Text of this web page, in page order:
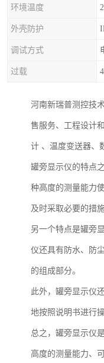
环境温度
外壳防护
调试方式
过载
河南新瑞普测控技
售服务、工程设计
计 、温度变送器、
罐旁显示仪的特点
种高度的测量能力
及时采取必要的措施
另一个特点是罐旁
仪还具有防水、防
的组成部分。
此外，罐旁显示仪
地按照说明书进行
总之，罐旁显示仪
高度的测量能力、